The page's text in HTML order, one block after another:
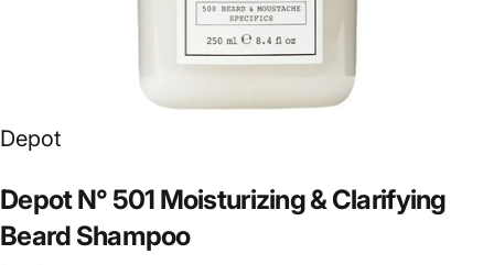
Leverantör:
Depot
DepotN° 501 Moisturizing&Clarifying
Beard Shampoo